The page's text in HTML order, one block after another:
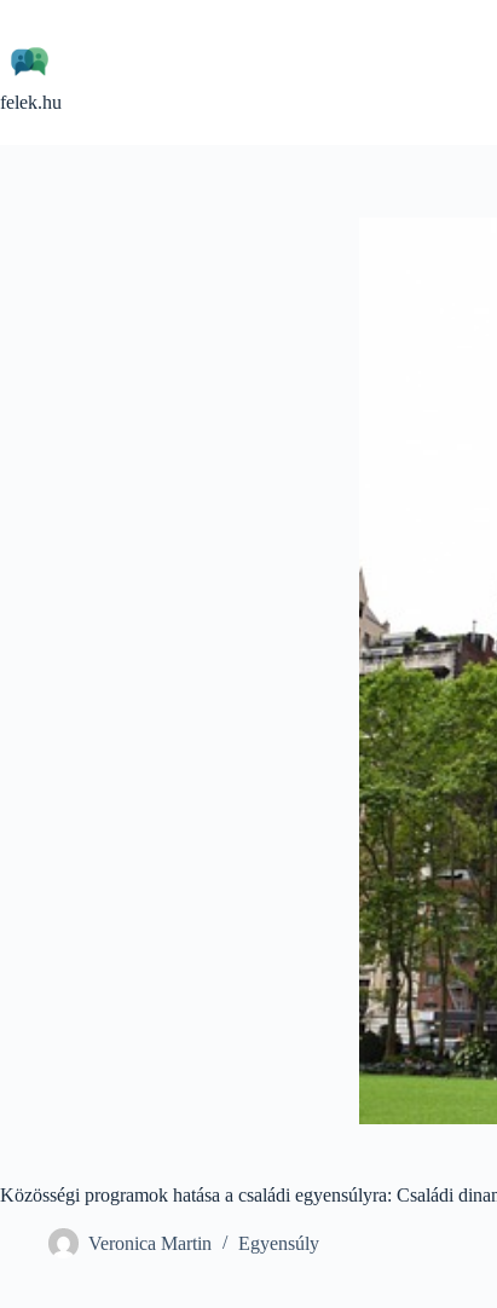
content
felek.hu
Közösségi programok hatása a családi egyensúlyra: Családi
Veronica Martin Egyensúly